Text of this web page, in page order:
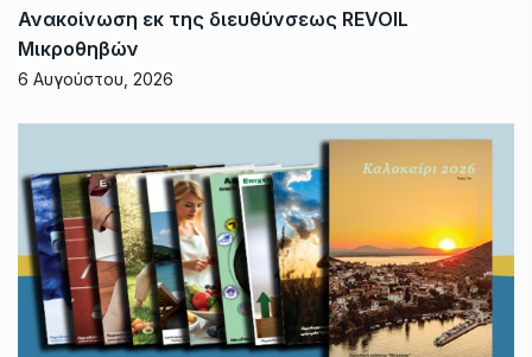
Ανακοίνωση εκ της διευθύνσεως REVOIL
Μικροθηβών
6 Αυγούστου, 2026